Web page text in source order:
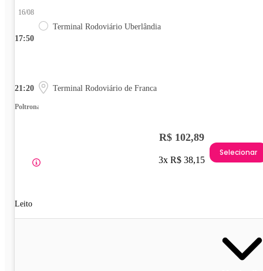
17:50
16/08
Terminal Rodoviário Uberlândia
21:20 Terminal Rodoviário de Franca
Poltrona
Leito
R$ 102,89
3x R$ 38,15
Selecionar